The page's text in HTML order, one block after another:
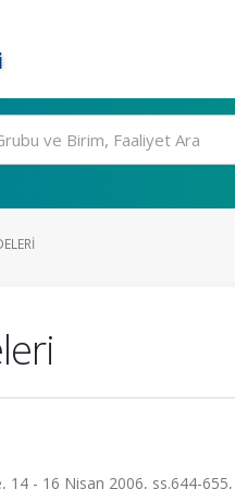
14 - 16 Nisan 2006, ss.644-